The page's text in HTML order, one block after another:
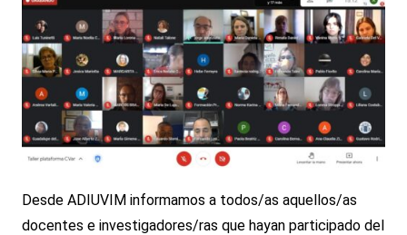
Desde ADIUVIM informamos a todos/as aquellos/as
docentes e investigadores/ras que hayan participado del